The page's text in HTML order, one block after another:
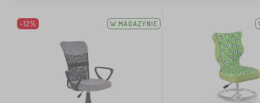
-12% W MAGAZYNIE